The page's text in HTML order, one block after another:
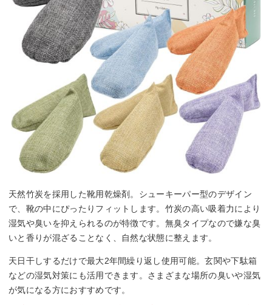
天然竹炭を採用した靴用乾燥剤。シューキーパー型のデザイン
で、靴の中にぴったりフィットします。竹炭の高い吸着力により
湿気や臭いを抑えられるのが特徴です。無臭タイプなので嫌な臭
いと香りが混ざることなく、自然な状態に整えます。
天日干しするだけで最大2年間繰り返し使用可能。玄関や下駄箱
などの湿気対策にも活用できます。さまざまな場所の臭いや湿気
が気になる方におすすめです。